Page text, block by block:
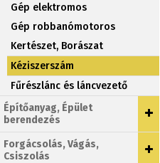
Gép elektromos
Gép robbanómotoros
Kertészet, Borászat
Kéziszerszám
Fűrészlánc és láncvezető
Építőanyag, Épület
berendezés
Forgácsolás, Vágás,
Csiszolás